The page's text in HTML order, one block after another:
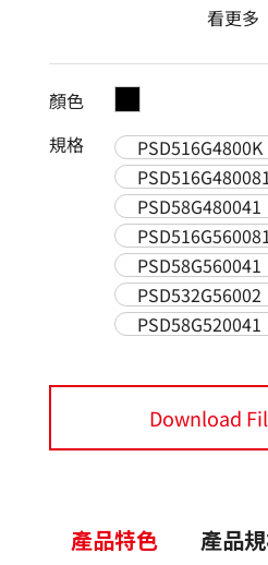
看更多
顏色
規格
PSD516G4800K
PSD58G480041
PSD58G560041
PSD532G56002
PSD58G520041
Download
產品特色 產品